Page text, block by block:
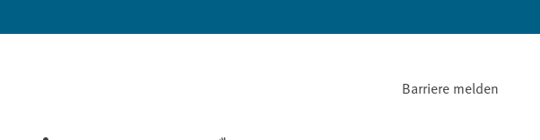
Barriere melden